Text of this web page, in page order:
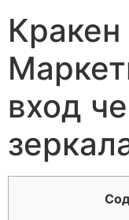
Кракен
вход